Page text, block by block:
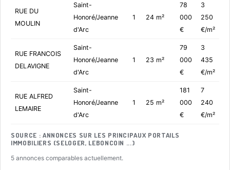
RUE DU
MOULIN
Saint-
Honoré/Jeanne
d'Arc
1 24 m²
78
000
€
3
250
€/m²
RUE FRANCOIS
DELAVIGNE
Saint-
Honoré/Jeanne
d'Arc
1 23 m²
79
000
€
3
435
€/m²
RUE ALFRED
LEMAIRE
Saint-
Honoré/Jeanne
d'Arc
1 25 m²
181
000
€
7
240
€/m²
SOURCE : ANNONCES SUR LES PRINCIPAUX PORTAILS
IMMOBILIERS (SELOGER, LEBONCOIN ...)
5 annonces comparables actuellement.